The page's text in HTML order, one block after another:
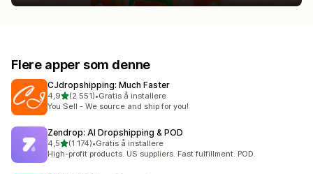
Flere apper som denne
CJdropshipping: Much Faster
4,9av 5 stjerner
(2 551)
Totalt 2551 omtaler
•Gratis å installere
You Sell - We source and ship for you!
Zendrop: AI Dropshipping & POD
4,5av 5 stjerner
(1 174)
Totalt 1174 omtaler
•Gratis å installere
High-profit products. US suppliers. Fast fulfillment. POD.